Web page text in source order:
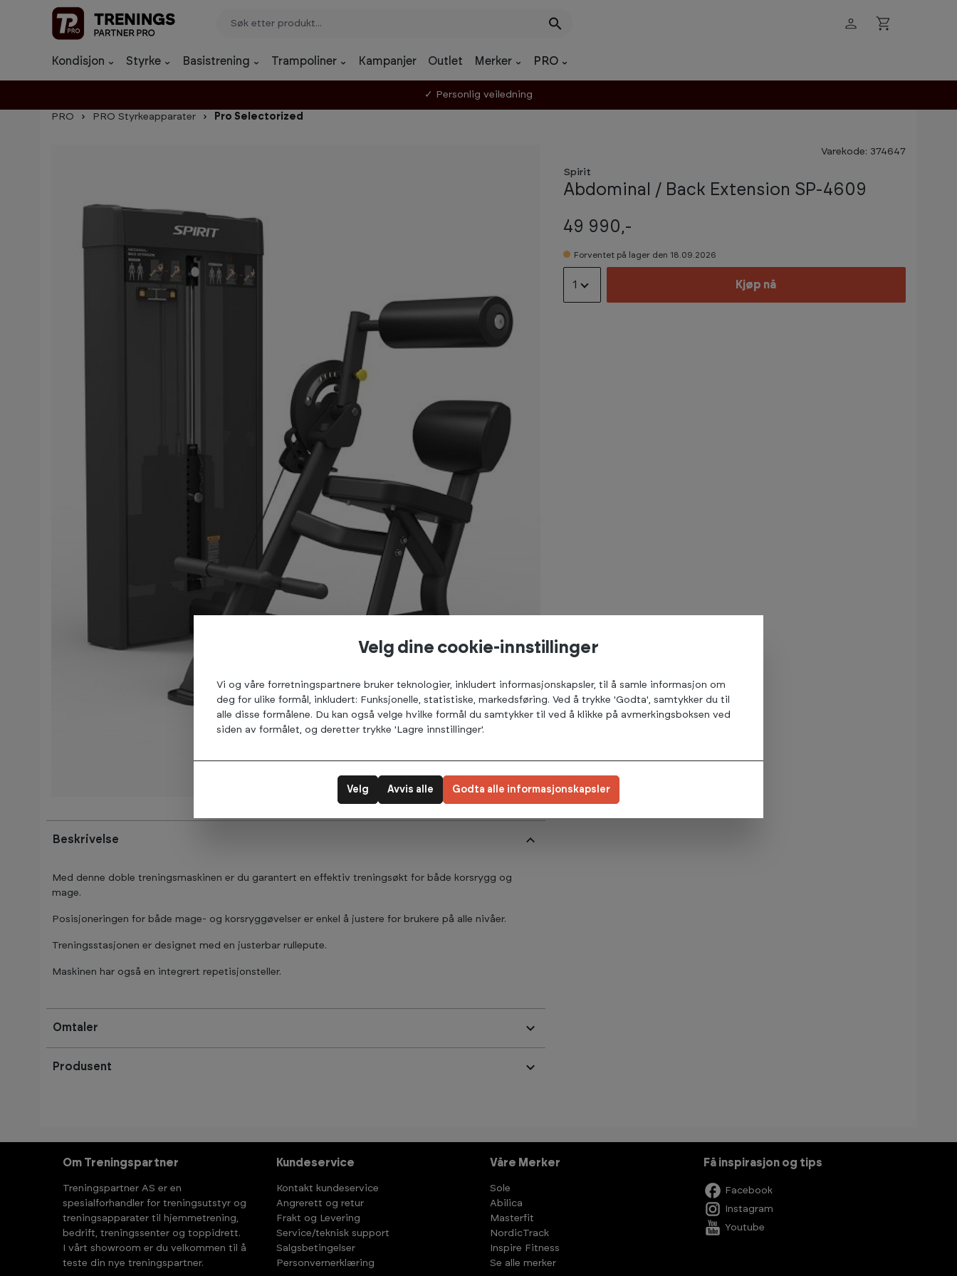
til innhold
Gå til navigasjon
Kondisjon Styrke Basistrening Trampoliner Kampanjer Outlet Merker PRO
PRO PRO Styrkeapparater Pro Selectorized
Beskrivelse
Med denne doble treningsmaskinen er du garantert en effektiv treningsøkt for både korsrygg og
mage.
Posisjoneringen for både mage- og korsryggøvelser er enkel å justere for brukere på alle nivåer.
Treningsstasjonen er designet med en justerbar rullepute.
Maskinen har også en integrert repetisjonsteller.
Omtaler
Produsent
Varekode: 374647
Spirit
Abdominal / Back Extension SP-4609
49 990,-
Forventet på lager den 18.09.2026
1 Kjøp nå
Om Treningspartner
Treningspartner AS er en
spesialforhandler for treningsutstyr og
treningsapparater til hjemmetrening,
bedrift, treningssenter og toppidrett.
I vårt showroom er du velkommen til å
teste din nye treningspartner.
Kundeservice
Kontakt kundeservice
Angrerett og retur
Frakt og Levering
Service/teknisk support
Salgsbetingelser
Personvernerklæring
Våre Merker
Sole
Abilica
Masterfit
NordicTrack
Inspire Fitness
Se alle merker
Få inspirasjon og tips
Facebook
Instagram
Youtube
Velg dine cookie-innstillinger
Vi og våre forretningspartnere bruker teknologier, inkludert informasjonskapsler, til å samle informasjon om
deg for ulike formål, inkludert: Funksjonelle, statistiske, markedsføring. Ved å trykke 'Godta', samtykker du til
alle disse formålene. Du kan også velge hvilke formål du samtykker til ved å klikke på avmerkingsboksen ved
siden av formålet, og deretter trykke 'Lagre innstillinger'.
Avvis alle
Velg Godta alle informasjonskapsler